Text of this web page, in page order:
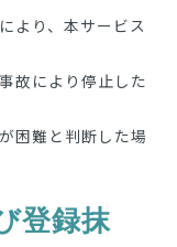
より、本サービス
故により停止した
困難と判断した場
登録抹